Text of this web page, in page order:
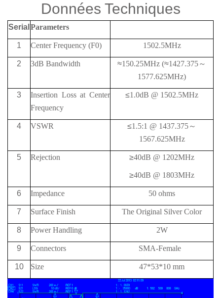
Données Techniques
Serial Parameters
1 Center Frequency (F0) 1502.5MHz
2 3dB Bandwidth ≈150.25MHz (≈1427.375～
1577.625MHz)
3
Insertion Loss at Center
Frequency
≤1.0dB @ 1502.5MHz
4 VSWR ≤1.5:1 @ 1437.375～
1567.625MHz
5 Rejection ≥40dB @ 1202MHz
≥40dB @ 1803MHz
6 Impedance 50 ohms
7 Surface Finish The Original Silver Color
8 Power Handling 2W
9 Connectors SMA-Female
10 Size 47*53*10 mm